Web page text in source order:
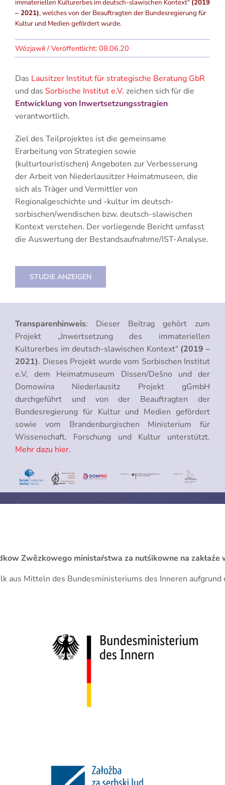
immateriellen Kulturerbes im deutsch-slawischen Kontext“ (2019
– 2021), welches von der Beauftragten der Bundesregierung für
Kultur und Medien gefördert wurde.
08.06.20
Das Lausitzer Institut für strategische Beratung GbR
und das Sorbische Institut e.V. zeichen sich für die
Entwicklung von Inwertsetzungsstragien
verantwortlich.
Ziel des Teilprojektes ist die gemeinsame
Erarbeitung von Strategien sowie
(kulturtouristischen) Angeboten zur Verbesserung
der Arbeit von Niederlausitzer Heimatmuseen, die
sich als Träger und Vermittler von
Regionalgeschichte und -kultur im deutsch-
sorbischen/wendischen bzw. deutsch-slawischen
Kontext verstehen. Der vorliegende Bericht umfasst
die Auswertung der Bestandsaufnahme/IST-Analyse.
STUDIE ANZEIGEN
Transparenhinweis: Dieser Beitrag gehört zum
Projekt „Inwertsetzung des immateriellen
Kulturerbes im deutsch-slawischen Kontext“ (2019 –
2021). Dieses Projekt wurde vom Sorbischen Institut
e.V, dem Heimatmuseum Dissen/Dešno und der
Domowina Niederlausitz Projekt gGmbH
durchgeführt und von der Beauftragten der
Bundesregierung für Kultur und Medien gefördert
sowie vom Brandenburgischen Ministerium für
Wissenschaft, Forschung und Kultur unterstützt.
Mehr dazu hier.
Zwězkowego ministaŕstwa za nutśikowne na
aus Mitteln des Bundesministeriums des Inneren